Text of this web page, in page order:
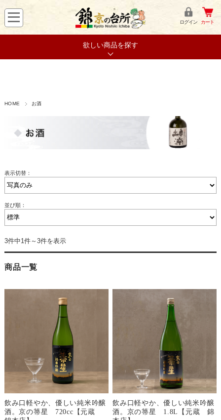
ログイン カート
欲しい商品を探す
HOME お酒
表示切替：
並び順：
3件中1件～3件を表示
商品一覧
飲み口軽やか、優しい純米吟醸
酒。京の箒星 720cc【元蔵
飲み口軽やか、優しい純米吟醸
酒。京の箒星 1.8L【元蔵 錦